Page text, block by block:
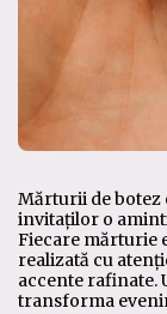
Mărturii de botez
invitaților o
Fiecare mărturie
realizată cu
accente rafinate.
transforma